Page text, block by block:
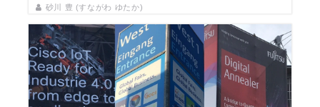
砂川 豊 (すながわ ゆたか)